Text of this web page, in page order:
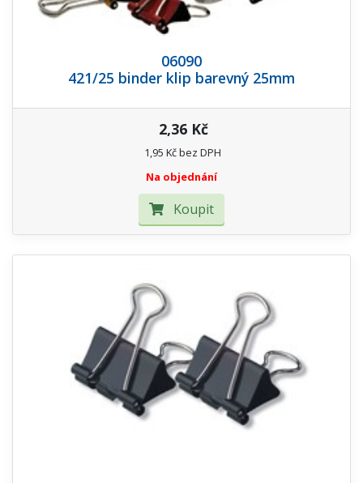
06090
421/25 binder klip barevný 25mm
2,36 Kč
1,95 Kč bez DPH
Na objednání
Koupit